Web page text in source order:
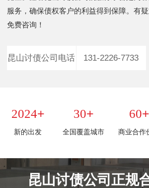
服务，确保债权客户的利益得到保障。有
免费咨询！
昆山讨债公司电话 131-2226-7733
2024+
新的出发
30+
全国覆盖城市
60+
商业合作
昆山讨债公司正规